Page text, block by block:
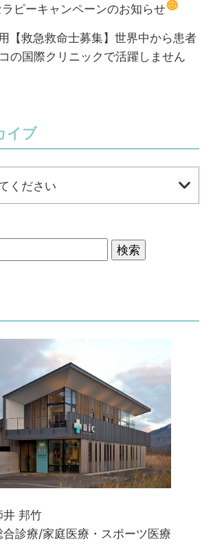
ピーキャンペーンのお知らせ
【救急救命士募集】世界中から患者
の国際クリニックで活躍しません
イブ
ください
井 邦竹
合診療/家庭医療・スポーツ医療